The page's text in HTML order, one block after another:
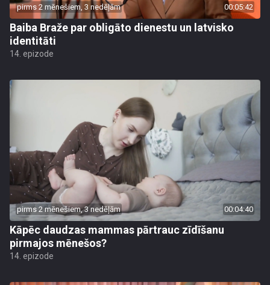
pirms 2 mēnešiem, 3 nedēļām 00:05:42
Baiba Braže par obligāto dienestu un latvisko
identitāti
14. epizode
pirms 2 mēnešiem, 3 nedēļām 00:04:40
Kāpēc daudzas mammas pārtrauc zīdīšanu
pirmajos mēnešos?
14. epizode